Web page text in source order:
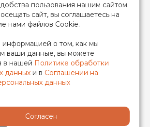
Инженерная сантехника, Все права
защищены
Надежда Николаевна
319500700011740
пользования нашим сайтом.
сайт, вы соглашаетесь на
нами файлов Cookie.
о том, как мы
ваши данные, вы можете
в нашей Политике обработки
данных и в Соглашении на
данных
Согласен